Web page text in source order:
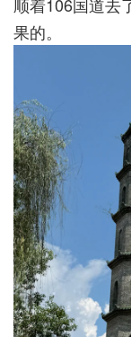
顺着106国道去
果的。